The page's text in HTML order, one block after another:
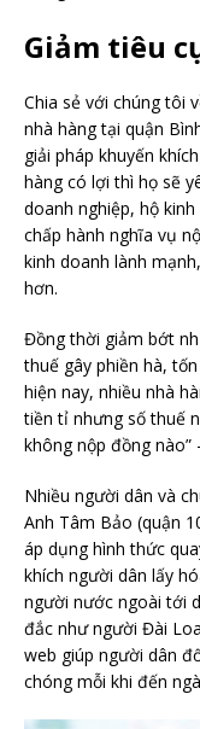
Giảm tiêu
Chia sẻ với chúng tôi
nhà hàng tại quận
giải pháp khuyến
hàng có lợi thì họ sẽ
doanh nghiệp, hộ
chấp hành nghĩa vụ
kinh doanh lành
hơn.
Đồng thời giảm bớt
thuế gây phiền hà,
hiện nay, nhiều nhà
tiền tỉ nhưng số thuế
không nộp đồng nào”
Nhiều người dân và
Anh Tâm Bảo (quận
áp dụng hình thức
khích người dân lấy
người nước ngoài tới
đắc như người Đài
web giúp người dân
chóng mỗi khi đến